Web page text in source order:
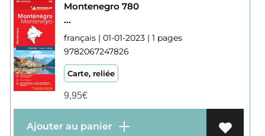
Montenegro 780
...
français | 01-01-2023 | 1 pages
9782067247826
Carte, reliée
9,95€
Ajouter au panier